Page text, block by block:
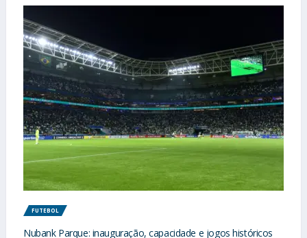
FUTEBOL
Nubank Parque: inauguração, capacidade e jogos históricos